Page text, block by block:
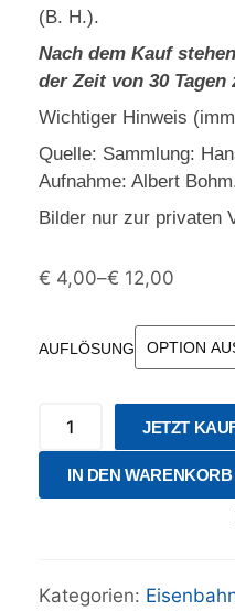
(B. H.).
Nach dem Kauf
der Zeit von 30 Tagen
Wichtiger Hinweis
Quelle: Sammlung:
Aufnahme: Albert
Bilder nur zur privaten
€ 4,00–€ 12,00
AUFLÖSUNG
JETZT
IN DEN WARENKORB
Kategorien: